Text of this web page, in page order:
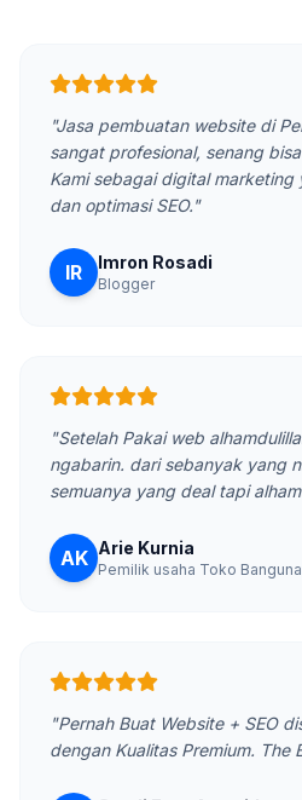
"Jasa pembuatan website di
sangat profesional, senang
Kami sebagai digital
dan optimasi SEO."
IR Imron Rosadi
Blogger
"Setelah Pakai web
ngabarin. dari sebanyak yang
semuanya yang deal tapi
AK Arie Kurnia
Pemilik usaha Toko
"Pernah Buat Website + SEO
dengan Kualitas Premium. The